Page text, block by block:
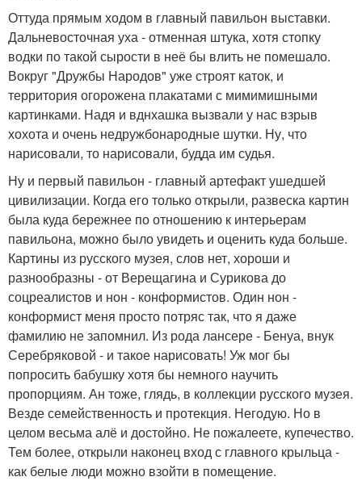
Оттуда прямым ходом в главный павильон выставки.
Дальневосточная уха - отменная штука, хотя стопку
водки по такой сырости в неё бы влить не помешало.
Вокруг "Дружбы Народов" уже строят каток, и
территория огорожена плакатами с мимимишными
картинками. Надя и вднхашка вызвали у нас взрыв
хохота и очень недружбонародные шутки. Ну, что
нарисовали, то нарисовали, будда им судья.
Ну и первый павильон - главный артефакт ушедшей
цивилизации. Когда его только открыли, развеска картин
была куда бережнее по отношению к интерьерам
павильона, можно было увидеть и оценить куда больше.
Картины из русского музея, слов нет, хороши и
разнообразны - от Верещагина и Сурикова до
соцреалистов и нон - конформистов. Один нон -
конформист меня просто потряс так, что я даже
фамилию не запомнил. Из рода лансере - Бенуа, внук
Серебряковой - и такое нарисовать! Уж мог бы
попросить бабушку хотя бы немного научить
пропорциям. Ан тоже, глядь, в коллекции русского музея.
Везде семейственность и протекция. Негодую. Но в
целом весьма алё и достойно. Не пожалеете, купечество.
Тем более, открыли наконец вход с главного крыльца -
как белые люди можно взойти в помещение.